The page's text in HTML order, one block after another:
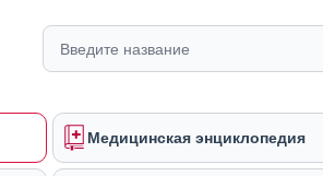
Медицинская энциклопедия